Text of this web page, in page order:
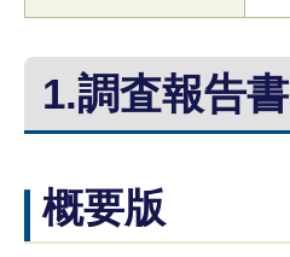
1.調査報告書
概要版